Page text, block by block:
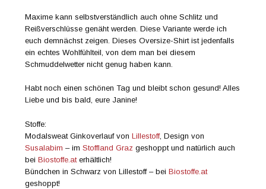
Maxime kann selbstverständlich auch ohne Schlitz und
Reißverschlüsse genäht werden. Diese Variante werde ich
euch demnächst zeigen. Dieses Oversize-Shirt ist jedenfalls
ein echtes Wohlfühlteil, von dem man bei diesem
Schmuddelwetter nicht genug haben kann.
Habt noch einen schönen Tag und bleibt schon gesund! Alles
Liebe und bis bald, eure Janine!
Stoffe:
Modalsweat Ginkoverlauf vonLillestoff, Design von
Susalabim – imStoffland Graz geshoppt und natürlich auch
beiBiostoffe.aterhältlich!
Bündchen in Schwarz von Lillestoff – beiBiostoffe.at
geshoppt!